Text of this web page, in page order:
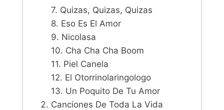
7. Quizas, Quizas, Quizas
8. Eso Es El Amor
9. Nicolasa
10. Cha Cha Cha Boom
11. Piel Canela
12. El Otorrinolaringologo
13. Un Poquito De Tu Amor
Canciones De Toda La Vida